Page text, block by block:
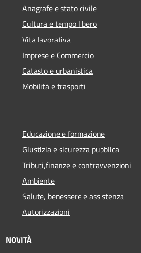
Anagrafe e stato civile
Cultura e tempo libero
Vita lavorativa
Imprese e Commercio
Catasto e urbanistica
Mobilità e trasporti
Educazione e formazione
Giustizia e sicurezza pubblica
Tributi,finanze e contravvenzioni
Ambiente
Salute, benessere e assistenza
Autorizzazioni
NOVITÀ